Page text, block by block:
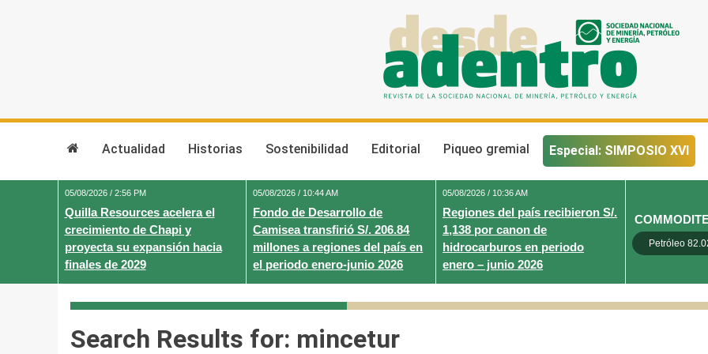
Actualidad Historias Sostenibilidad Editorial Piqueo gremial Especial: SIMPOSIO XVI
05/08/2026 / 2:56 PM
Quilla Resources acelera el
crecimiento de Chapi y
proyecta su expansión hacia
finales de 2029
05/08/2026 / 10:44 AM
Fondo de Desarrollo de
Camisea transfirió S/. 206.84
millones a regiones del país en
el periodo enero-junio 2026
05/08/2026 / 10:36 AM
Regiones del país recibieron S/.
1,138 por canon de
hidrocarburos en periodo
enero – junio 2026
Petróleo
Search Results for: mincetur